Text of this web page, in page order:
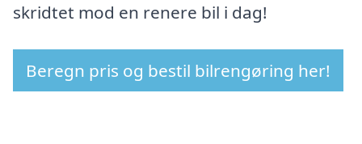
skridtet mod en renere bil i dag!
Beregn pris og bestil bilrengøring her!